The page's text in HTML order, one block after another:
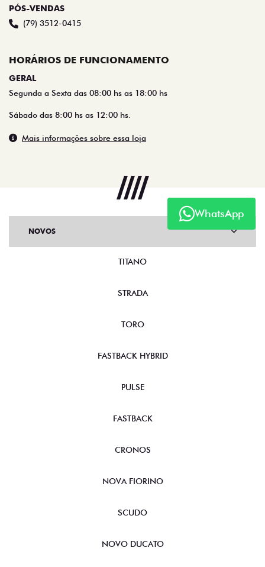
PÓS-VENDAS
(79) 3512-0415
HORÁRIOS DE FUNCIONAMENTO
GERAL
Segunda a Sexta das 08:00 hs as 18:00 hs
Sábado das 8:00 hs as 12:00 hs.
Mais informações sobre essa loja
WhatsApp
NOVOS
TITANO
STRADA
TORO
FASTBACK HYBRID
PULSE
FASTBACK
CRONOS
NOVA FIORINO
SCUDO
NOVO DUCATO